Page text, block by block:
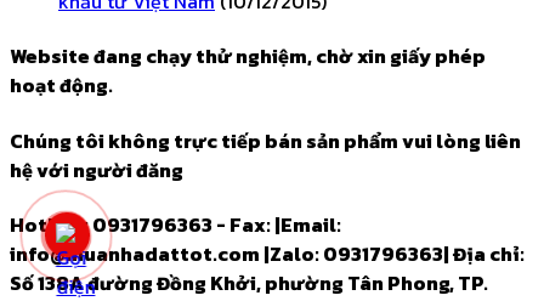
Website đang chạy thử nghiệm, chờ xin giấy phép
hoạt động.
Chúng tôi không trực tiếp bán sản phẩm vui lòng liên
hệ với người đăng
Hotline: 0931796363 - Fax:|Email:
info@muanhadattot.com |Zalo: 0931796363|Địa chỉ:
Số 138A đường Đồng Khởi, phường Tân Phong, TP.